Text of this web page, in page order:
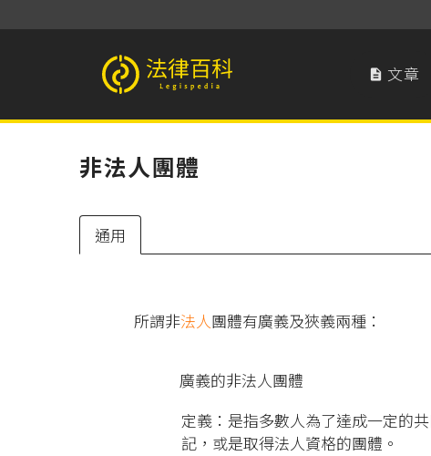
法律百科 Legispedia  文章
非法人團體
通用
所謂非法人團體有廣義及狹義兩種：
廣義的非法人團體
定義：是指多數人為了達成一定的
記，或是取得法人資格的團體。